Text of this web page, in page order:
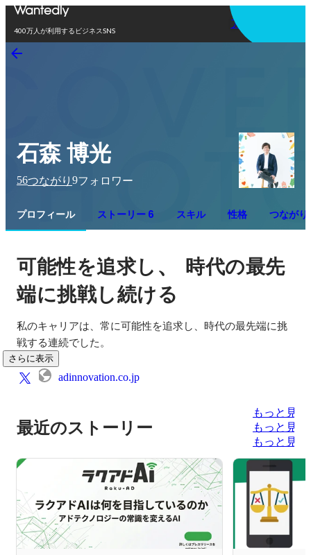
400万人が利用するビジネスSNS
アプリを使う
石森 博光
56つながり 9フォロワー
プロフィール ストーリー 6 スキル 性格 つながり
可能性を追求し 、
時代の最先
端に挑戦し続ける
私のキャリアは、常に可能性を追求し、時代の最先端に挑
戦する連続でした。
さらに表示
adinnovation.co.jp
最近のストーリー
もっと見る
もっと見る
もっと見る